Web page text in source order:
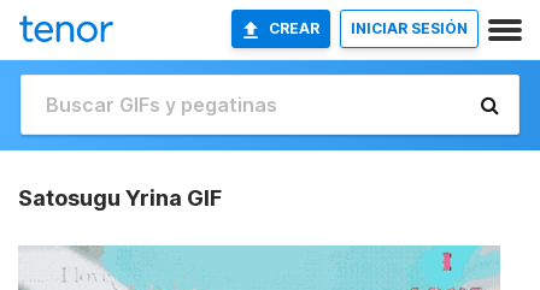
CREAR INICIAR SESIÓN
Satosugu Yrina GIF